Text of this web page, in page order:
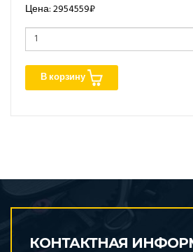
Цена: 2954559₽
В корзину
КОНТАКТНАЯ